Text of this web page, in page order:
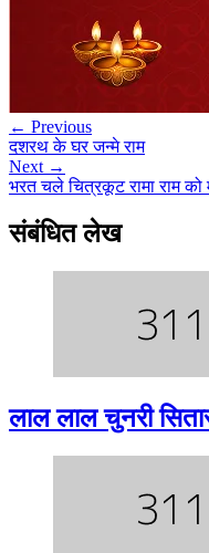
← Previous
दशरथ के घर जन्मे राम
Next →
भरत चले चित्रकूट रामा राम को
संबंधित लेख
लाल लाल चुनरी